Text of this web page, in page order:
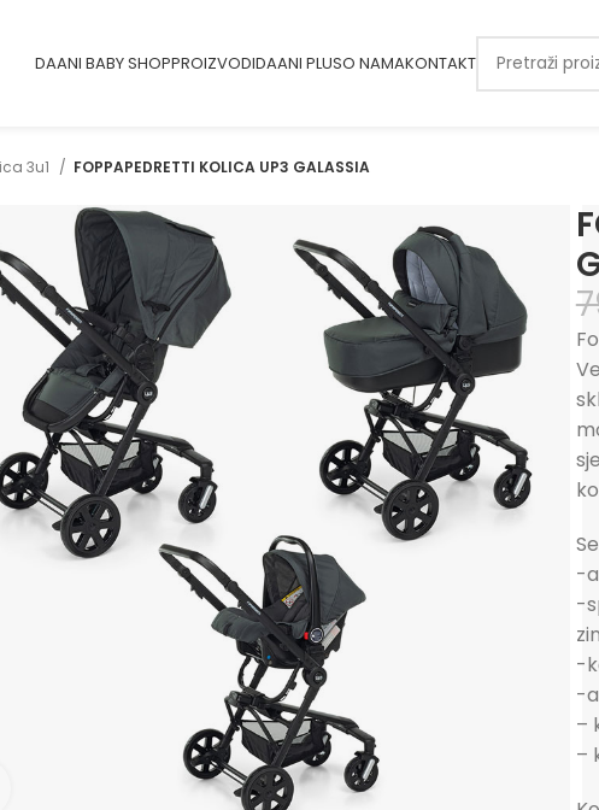
DAANI BABY SHOPPROIZVODIDAANI PLUSO NAMAKONTAKT
3u1 FOPPAPEDRETTI KOLICA UP3 GALASSIA
-
-
-
-
–
–